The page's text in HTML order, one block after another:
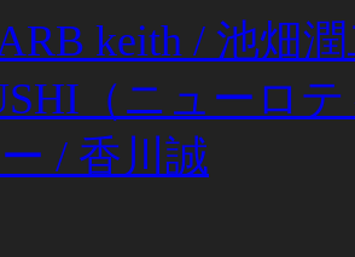
keith / 池畑
（ニューロ
/ 香川誠